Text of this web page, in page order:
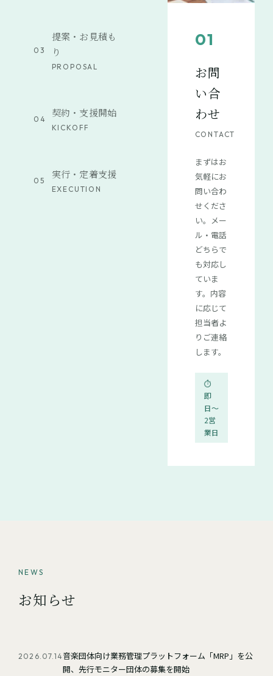
03
提案・お見積も
り
PROPOSAL
04
契約・支援開始
KICKOFF
05
実行・定着支援
EXECUTION
01
お問
い合
わせ
CONTACT
まずはお
気軽にお
問い合わ
せくださ
い。メー
ル・電話
どちらで
も対応し
ていま
す。内容
に応じて
担当者よ
りご連絡
します。
⏱
即
日〜
2営
業日
NEWS
お知らせ
2026.07.14 音楽団体向け業務管理プラットフォーム「MRP」を公
開、先行モニター団体の募集を開始